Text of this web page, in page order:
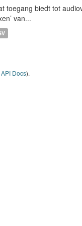
toegang biedt tot
van...
API Docs).